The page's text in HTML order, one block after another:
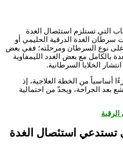
التي تستلزم استئصال الغدة
سرطان الغدة الدرقية الحليمي أو
على نوع السرطان ومرحلته؛ ففي بعض
بالكامل مع بعض الغدد الليمفاوية
الخلايا السرطانية.
أساسياً من الخطة العلاجية، إذ
بعد الجراحة، ويحدّ من احتمالية
استئصال الغدة